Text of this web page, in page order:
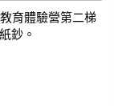
育體驗營第二梯
鈔。